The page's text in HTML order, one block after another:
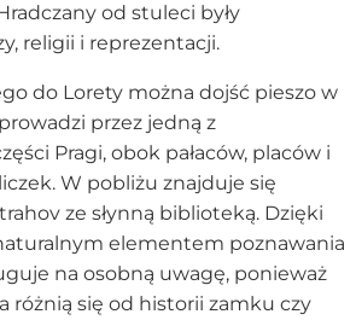
od stuleci były
religii i reprezentacji.
do Lorety można dojść pieszo w
przez jedną z
Pragi, obok pałaców, placów i
W pobliżu znajduje się
ze słynną biblioteką. Dzięki
elementem poznawania
na osobną uwagę, ponieważ
różnią się od historii zamku czy